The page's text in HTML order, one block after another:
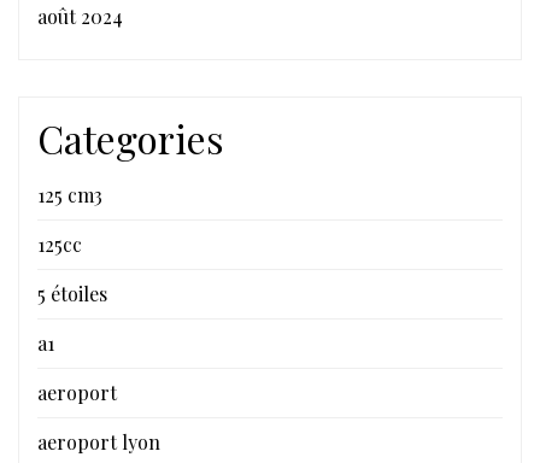
août 2024
Categories
125 cm3
125cc
5 étoiles
a1
aeroport
aeroport lyon